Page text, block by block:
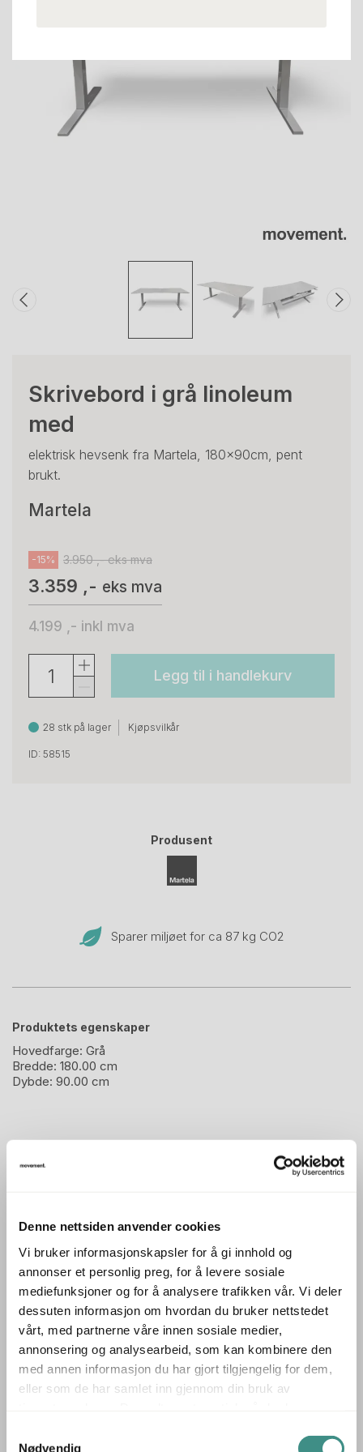
Denne nettsiden anvender cookies
Vi bruker informasjonskapsler for å gi innhold og
annonser et personlig preg, for å levere sosiale
mediefunksjoner og for å analysere trafikken vår. Vi deler
dessuten informasjon om hvordan du bruker nettstedet
vårt, med partnerne våre innen sosiale medier,
annonsering og analysearbeid, som kan kombinere den
med annen informasjon du har gjort tilgjengelig for dem,
eller som de har samlet inn gjennom din bruk av
Nødvendig
Skrivebord i grå linoleum
med
elektrisk hevsenk fra Martela, 180x90cm, pent
brukt.
Martela
-15% 3.950 ,- eks mva
3.359 ,- eks mva
4.199 ,- inkl mva
Legg til i handlekurv
28 stk på lager Kjøpsvilkår
ID: 58515
Produsent
Sparer miljøet for ca 87 kg CO2
Produktets egenskaper
Hovedfarge: Grå
Bredde: 180.00 cm
Dybde: 90.00 cm
Beskrivelse
Produsent: Martela
Understell: Grålakkert metall
Platefarge: Grå linoleum med kantlist i metall
Plate trekkes ut mot bruker for enkel tilgang til kabelkanal.
Skjøteledning i kabelkanal medfølger.
Se også våre andre annonser for et godt utvalg av
forskjellige skrivebord med elektrisk hevesenke-funksjon.